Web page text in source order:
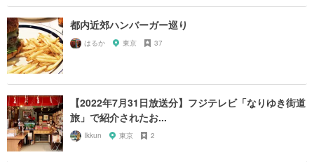
都内近郊ハンバーガー巡り
はるか 東京 37
【2022年7月31日放送分】フジテレビ「なりゆき街道
旅」で紹介されたお...
Ikkun 東京 2